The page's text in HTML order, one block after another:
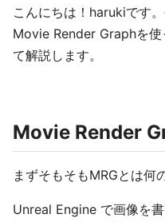
こんにちは！harukiです
Movie Render Graphを
て解説します。
Movie Render
まずそもそもMRGとは何
Unreal Engine で画像を